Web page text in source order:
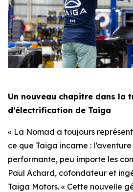
Un nouveau chapitre dans la
d’électrification de Taiga
« La Nomad a toujours
ce que Taiga incarne :
performante, peu importe les
Paul Achard, cofondateur et
Taiga Motors. « Cette nouvelle